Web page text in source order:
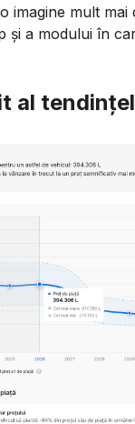
imagine mult mai
și a modului în
al